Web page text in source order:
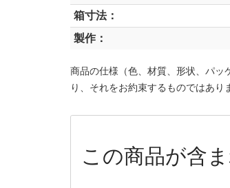
箱寸法：
製作：
商品の仕様（色、材質、形状、パッ
り、それをお約束するものではあり
この商品が含